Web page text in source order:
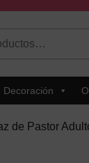
resultados
Decoración
de Pastor